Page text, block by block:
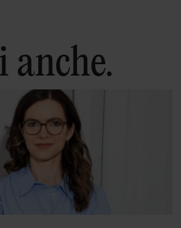
anche.